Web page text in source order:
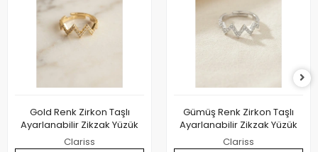
Gold Renk Zirkon Taşlı
Ayarlanabilir Zikzak Yüzük
Clariss
Gümüş Renk Zirkon Taşlı
Ayarlanabilir Zikzak Yüzük
Clariss